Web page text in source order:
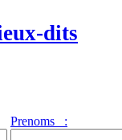
dits
Prenoms :